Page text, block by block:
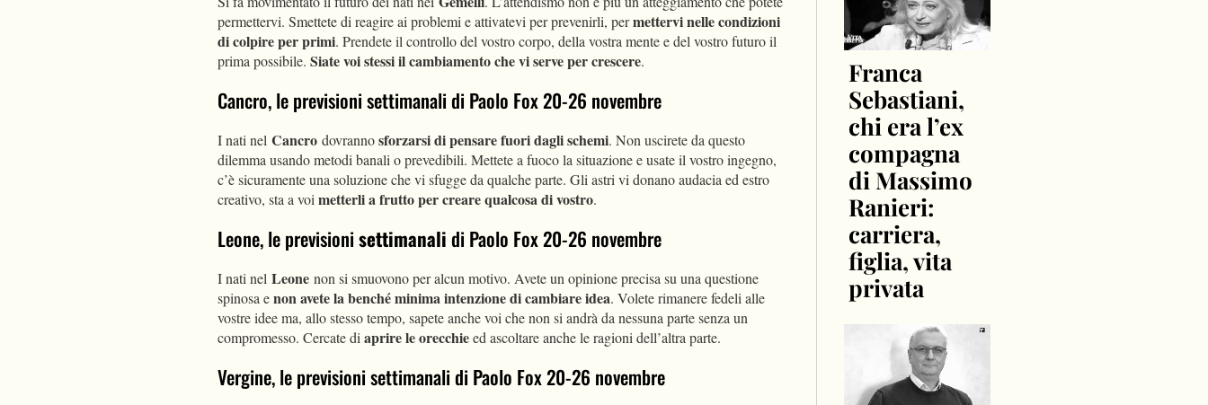
permettervi. Smettete di reagire ai problemi e attivatevi per prevenirli, permettervi nelle condizioni
di colpire per primi. Prendete il controllo del vostro corpo, della vostra mente e del vostro futuro il
prima possibile. Siate voi stessi il cambiamento che vi serve per crescere.
Cancro, le previsioni settimanali di Paolo Fox 20-26 novembre
I nati nel Cancro dovrannosforzarsi di pensare fuori dagli schemi. Non uscirete da questo
dilemma usando metodi banali o prevedibili. Mettete a fuoco la situazione e usate il vostro ingegno,
c’è sicuramente una soluzione che vi sfugge da qualche parte. Gli astri vi donano audacia ed estro
creativo, sta a voimetterli a frutto per creare qualcosa di vostro.
Leone, le previsionisettimanalidi Paolo Fox 20-26 novembre
I nati nel Leone non si smuovono per alcun motivo. Avete un opinione precisa su una questione
spinosa enon avete la benché minima intenzione di cambiare idea. Volete rimanere fedeli alle
vostre idee ma, allo stesso tempo, sapete anche voi che non si andrà da nessuna parte senza un
compromesso. Cercate diaprire le orecchieed ascoltare anche le ragioni dell’altra parte.
Vergine, le previsioni settimanali di Paolo Fox 20-26 novembre
Franca
Sebastiani,
chi era l’ex
compagna
di Massimo
Ranieri:
carriera,
figlia, vita
privata